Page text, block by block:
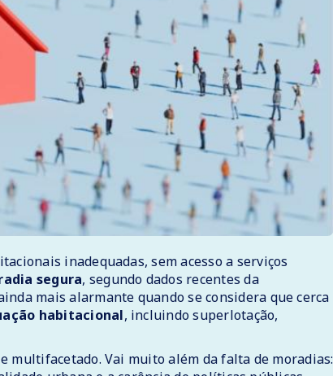
inadequadas, sem acesso a serviços
segura, segundo dados recentes da
mais alarmante quando se considera que cerca
habitacional, incluindo superlotação,
multifacetado. Vai muito além da falta de moradias: